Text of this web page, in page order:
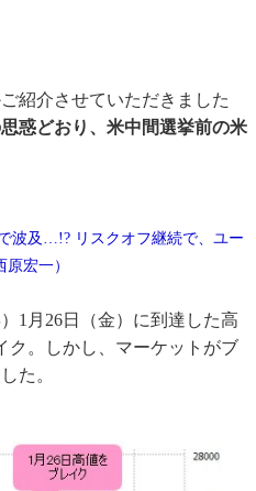
紹介させていただきました
惑どおり、米中間選挙前の米
波及…!? リスクオフ継続で、ユー
宏一）
1月26日（金）に到達した高
ク。しかし、マーケットがブ
た。